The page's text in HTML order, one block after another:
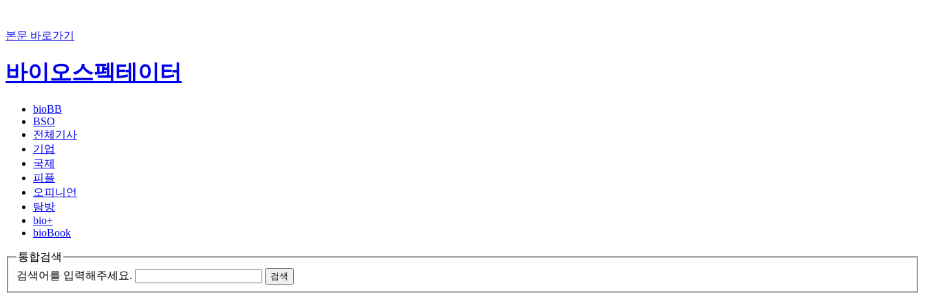
본문 바로가기
바이오스펙테이터
bioBB
BSO
전체기사
기업
국제
피플
오피니언
탐방
bio+
bioBook
통합검색
검색어를 입력해주세요.
검색